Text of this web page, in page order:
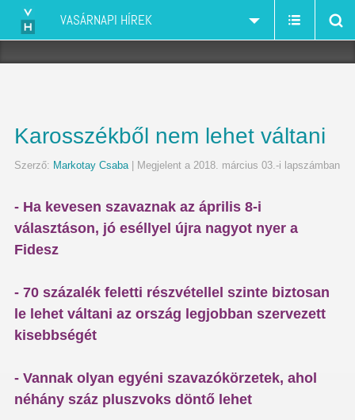
VASÁRNAPI HÍREK
Karosszékből nem lehet váltani
Szerző: Markotay Csaba| Megjelent a 2018. március 03.-i lapszámban
- Ha kevesen szavaznak az április 8-i
választáson, jó eséllyel újra nagyot nyer a
Fidesz
- 70 százalék feletti részvétellel szinte biztosan
le lehet váltani az ország legjobban szervezett
kisebbségét
- Vannak olyan egyéni szavazókörzetek, ahol
néhány száz pluszvoks döntő lehet